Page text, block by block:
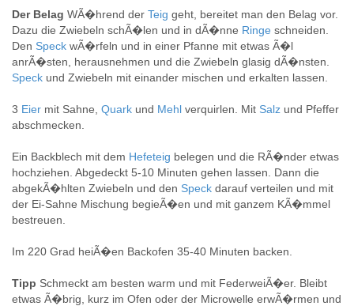
Der Belag WÃ�hrend der Teig geht, bereitet man den Belag vor.
Dazu die Zwiebeln schÃ�len und in dÃ�nne Ringe schneiden.
Den Speck wÃ�rfeln und in einer Pfanne mit etwas Ã�l
anrÃ�sten, herausnehmen und die Zwiebeln glasig dÃ�nsten.
Speck und Zwiebeln mit einander mischen und erkalten lassen.
3 Eier mit Sahne, Quark und Mehl verquirlen. Mit Salz und Pfeffer
abschmecken.
Ein Backblech mit dem Hefeteig belegen und die RÃ�nder etwas
hochziehen. Abgedeckt 5-10 Minuten gehen lassen. Dann die
abgekÃ�hlten Zwiebeln und den Speck darauf verteilen und mit
der Ei-Sahne Mischung begieÃ�en und mit ganzem KÃ�mmel
bestreuen.
Im 220 Grad heiÃ�en Backofen 35-40 Minuten backen.
Tipp Schmeckt am besten warm und mit FederweiÃ�er. Bleibt
etwas Ã�brig, kurz im Ofen oder der Microwelle erwÃ�rmen und